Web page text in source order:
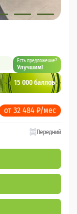
Есть предложение?
Улучшим!
15 000 баллов
от 32 484 ₽/мес
Передний